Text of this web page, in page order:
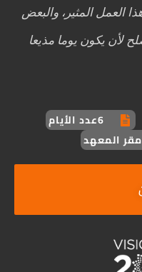
العمل المثير، والبعض
لأن يكون يوما مذيعا
6عدد الأيام
المعهد